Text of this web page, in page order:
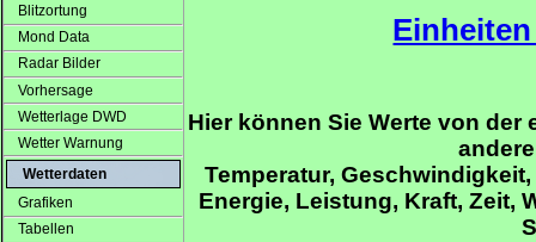
Blitzortung
Mond Data
Radar Bilder
Vorhersage
Wetterlage DWD
Wetter Warnung
Wetterdaten
Grafiken
Tabellen
Hier können Sie Werte von
Temperatur,
Energie, Leistung, Kraft, Zeit,